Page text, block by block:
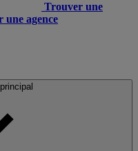
Trouver une
une agence